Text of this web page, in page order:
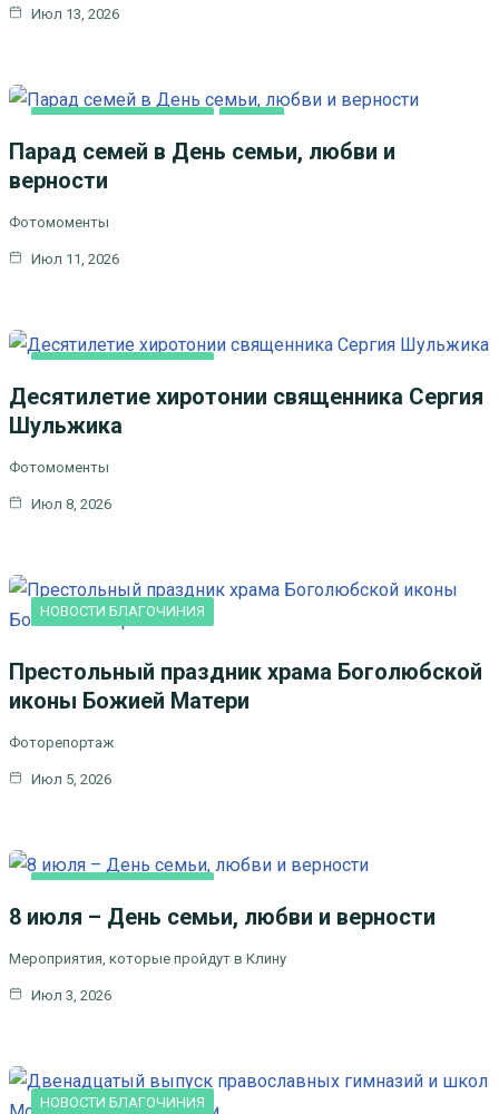
Июл 13, 2026
Парад семей в День семьи, любви и
верности
Фотомоменты
Июл 11, 2026
Десятилетие хиротонии священника Сергия
Шульжика
Фотомоменты
Июл 8, 2026
НОВОСТИ БЛАГОЧИНИЯ
Престольный праздник храма Боголюбской
иконы Божией Матери
Фоторепортаж
Июл 5, 2026
8 июля – День семьи, любви и верности
Мероприятия, которые пройдут в Клину
Июл 3, 2026
НОВОСТИ БЛАГОЧИНИЯ